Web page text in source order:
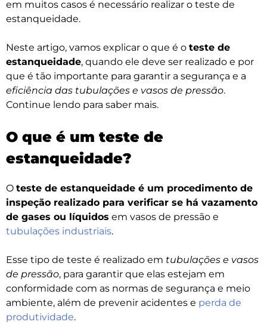
em muitos casos é necessário realizar o teste de
estanqueidade.
Neste artigo, vamos explicar o que é o teste de
estanqueidade, quando ele deve ser realizado e por
que é tão importante para garantir a segurança e a
eficiência das tubulações e vasos de pressão.
Continue lendo para saber mais.
O que é um teste de
estanqueidade?
O teste de estanqueidade é um procedimento de
inspeção realizado para verificar se há vazamento
de gases ou líquidos em vasos de pressão e
tubulações industriais.
Esse tipo de teste é realizado em tubulações e vasos
de pressão, para garantir que elas estejam em
conformidade com as normas de segurança e meio
ambiente, além de prevenir acidentes e perda de
produtividade.